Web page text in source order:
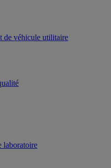
de véhicule utilitaire
laboratoire